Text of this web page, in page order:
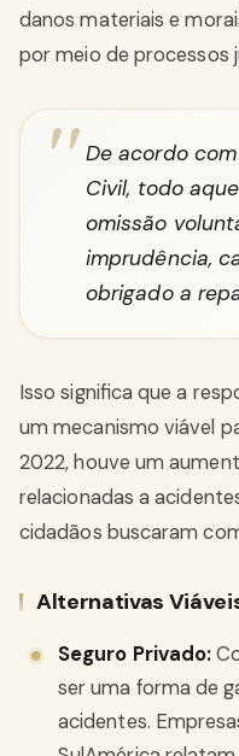
danos materiais e
por meio de processos
De acordo
Civil, todo
omissão
imprudência,
obrigado a
Isso significa que a
um mecanismo viável
2022, houve um
relacionadas a
cidadãos buscaram
Alternativas
Seguro Privado:
ser uma forma de
acidentes.